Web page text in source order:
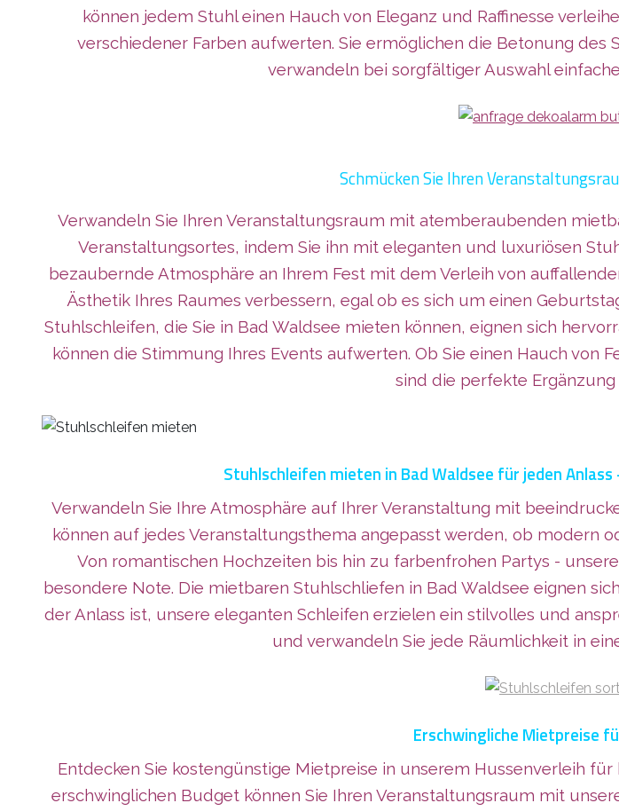
können jedem Stuhl einen Hauch von Eleganz und Raffinesse
verschiedener Farben aufwerten. Sie ermöglichen die Betonung
verwandeln bei sorgfältiger Auswahl
Schmücken Sie Ihren
Verwandeln Sie Ihren Veranstaltungsraum mit atemberaubenden
Veranstaltungsortes, indem Sie ihn mit eleganten und luxuriösen
bezaubernde Atmosphäre an Ihrem Fest mit dem Verleih von
Ästhetik Ihres Raumes verbessern, egal ob es sich um einen
Stuhlschleifen, die Sie in Bad Waldsee mieten können, eignen sich
können die Stimmung Ihres Events aufwerten. Ob Sie einen Hauch von
sind die perfekte
Stuhlschleifen mieten in Bad Waldsee für jeden
Verwandeln Sie Ihre Atmosphäre auf Ihrer Veranstaltung mit
können auf jedes Veranstaltungsthema angepasst werden, ob modern
Von romantischen Hochzeiten bis hin zu farbenfrohen Partys -
besondere Note. Die mietbaren Stuhlschliefen in Bad Waldsee eignen
der Anlass ist, unsere eleganten Schleifen erzielen ein stilvolles und
und verwandeln Sie jede Räumlichkeit in
Erschwingliche Mietpreise
Entdecken Sie kostengünstige Mietpreise in unserem Hussenverleih
erschwinglichen Budget können Sie Ihren Veranstaltungsraum mit